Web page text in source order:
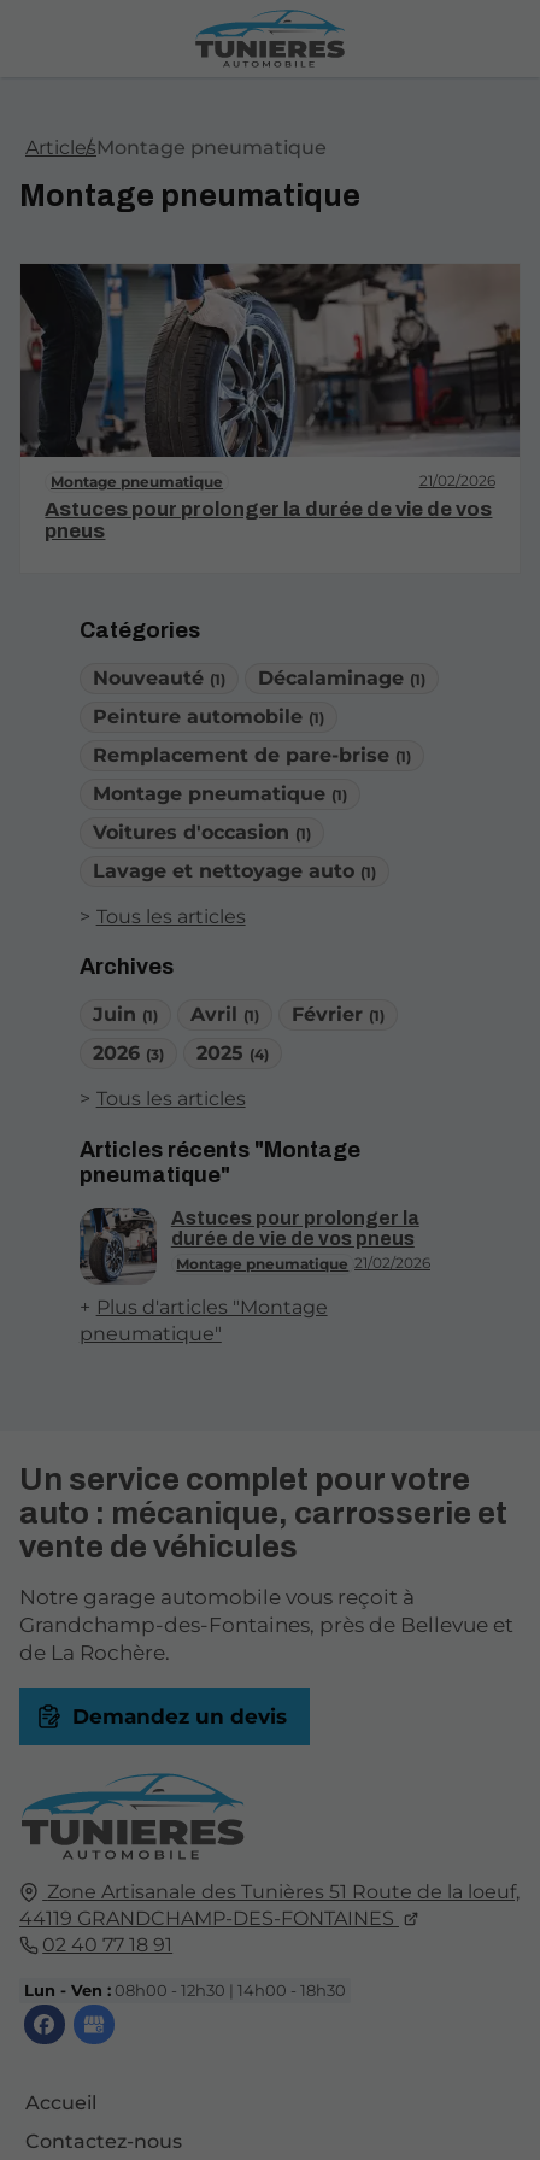
Catégories
Nouveauté (1) Décalaminage (1)
Peinture automobile (1)
Remplacement de pare-brise (1)
Montage pneumatique (1)
Voitures d'occasion (1)
Lavage et nettoyage auto (1)
Tous les articles
Archives
Juin (1) Avril (1) Février (1)
2026 (3) 2025 (4)
Tous les articles
Articles récents "Montage
pneumatique"
Montage pneumatique 21/02/2026
Astuces pour prolonger la
durée de vie de vos pneus
Plus d'articles "Montage
pneumatique"
ArticlesMontage pneumatique
Montage pneumatique
Montage pneumatique 21/02/2026
Astuces pour prolonger la durée de vie de vos
pneus
Zone Artisanale des Tunières 51 Route de la loeuf,
44119 GRANDCHAMP-DES-FONTAINES
02 40 77 18 91
Lun - Ven : 08h00 - 12h30 | 14h00 - 18h30
Accueil
Contactez-nous
Un service complet pour votre
auto : mécanique, carrosserie et
vente de véhicules
Notre garage automobile vous reçoit à
Grandchamp-des-Fontaines, près de Bellevue et
de La Rochère.
Demandez un devis